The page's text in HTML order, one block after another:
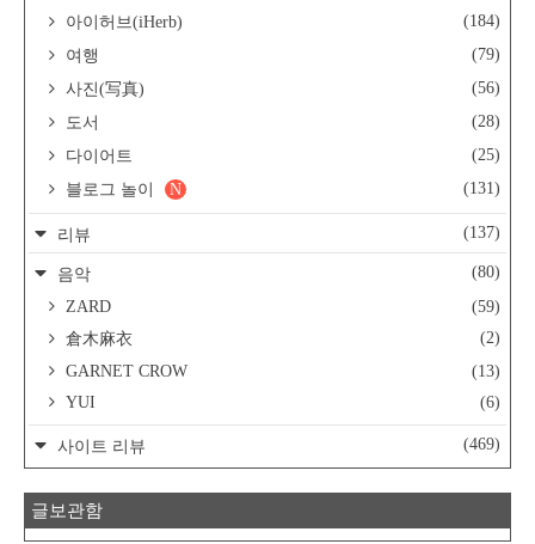
아이허브(iHerb)
(184)
여행
(79)
사진(写真)
(56)
도서
(28)
다이어트
(25)
블로그 놀이
(131)
N
리뷰 (137)
음악
(80)
ZARD
(59)
倉木麻衣
(2)
GARNET CROW
(13)
YUI
(6)
사이트 리뷰 (469)
글보관함